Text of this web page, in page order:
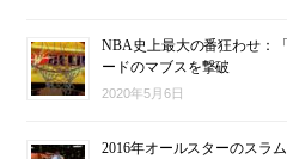
NBA史上最大の番狂わせ：
ードのマブスを撃破
2020年5月6日
2016年オールスターのスラ